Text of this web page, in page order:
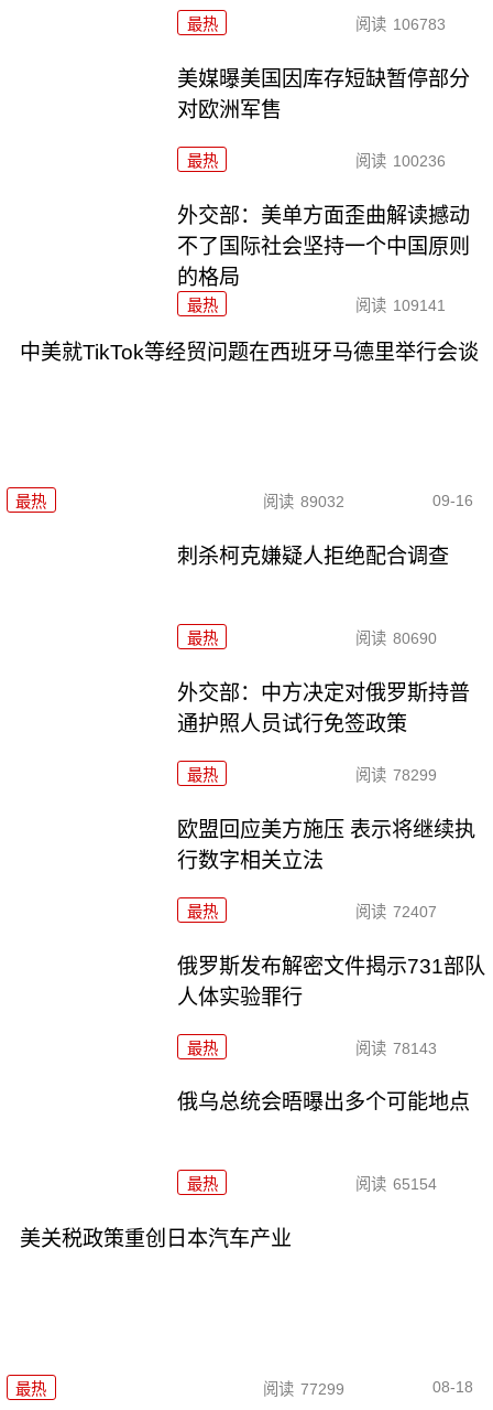
最热 阅读 106783
美媒曝美国因库存短缺暂停部分
对欧洲军售
最热 阅读 100236
外交部：美单方面歪曲解读撼动
不了国际社会坚持一个中国原则
的格局
最热 阅读 109141
中美就TikTok等经贸问题在西班牙马德里举行会谈
最热 阅读 89032 09-16
刺杀柯克嫌疑人拒绝配合调查
最热 阅读 80690
外交部：中方决定对俄罗斯持普
通护照人员试行免签政策
最热 阅读 78299
欧盟回应美方施压 表示将继续执
行数字相关立法
最热 阅读 72407
俄罗斯发布解密文件揭示731部队
人体实验罪行
最热 阅读 78143
俄乌总统会晤曝出多个可能地点
最热 阅读 65154
美关税政策重创日本汽车产业
最热 阅读 77299 08-18